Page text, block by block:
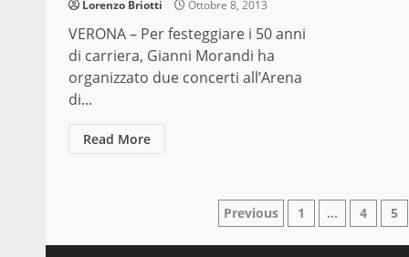
Lorenzo Briotti Ottobre 8, 2013
VERONA – Per festeggiare i 50 anni
di carriera, Gianni Morandi ha
organizzato due concerti all’Arena
di...
Read More
Paginazione
Previous 1 … 4 5